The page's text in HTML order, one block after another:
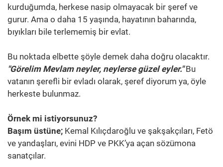
kurduğumda, herkese nasip olmayacak bir şeref ve
gurur. Ama o daha 15 yaşında, hayatının baharında,
bıyıkları bile terlememiş bir evlat.
Bu noktada elbette şöyle demek daha doğru olacaktır.
"Görelim Mevlam neyler, neylerse güzel eyler."Bu
vatanın şerefli bir evladı olarak, şeref diyorum ya, öyle
herkeste bulunmaz.
Örnek mi istiyorsunuz?
Başım üstüne; Kemal Kılıçdaroğlu ve şakşakçıları, Fetö
ve yandaşları, evini HDP ve PKK’ya açan sözümona
sanatçılar.